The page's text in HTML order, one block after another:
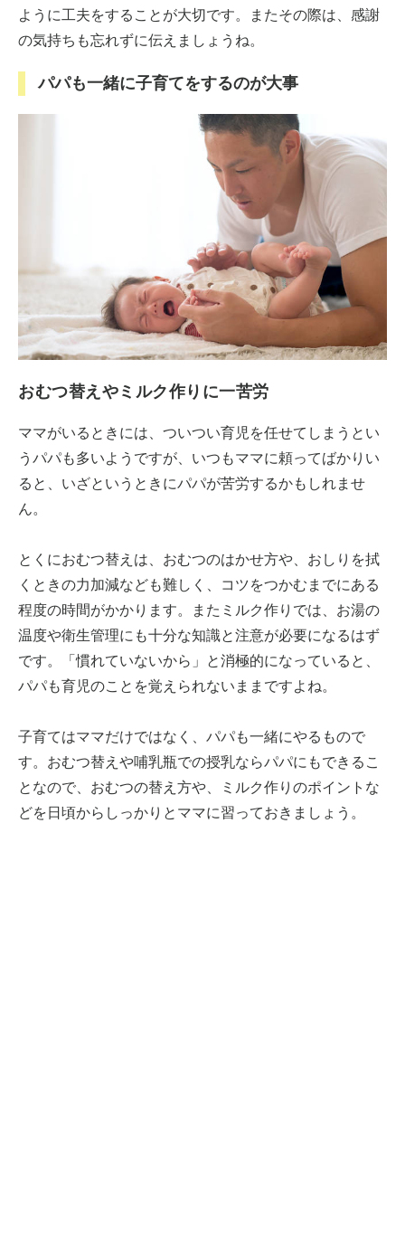
ように工夫をすることが大切です。またその際は、感謝
の気持ちも忘れずに伝えましょうね。
パパも一緒に子育てをするのが大事
おむつ替えやミルク作りに一苦労
ママがいるときには、ついつい育児を任せてしまうとい
うパパも多いようですが、いつもママに頼ってばかりい
ると、いざというときにパパが苦労するかもしれませ
ん。
とくにおむつ替えは、おむつのはかせ方や、おしりを拭
くときの力加減なども難しく、コツをつかむまでにある
程度の時間がかかります。またミルク作りでは、お湯の
温度や衛生管理にも十分な知識と注意が必要になるはず
です。「慣れていないから」と消極的になっていると、
パパも育児のことを覚えられないままですよね。
子育てはママだけではなく、パパも一緒にやるもので
す。おむつ替えや哺乳瓶での授乳ならパパにもできるこ
となので、おむつの替え方や、ミルク作りのポイントな
どを日頃からしっかりとママに習っておきましょう。